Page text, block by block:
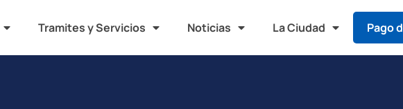
Tramites y Servicios Noticias La Ciudad Pago